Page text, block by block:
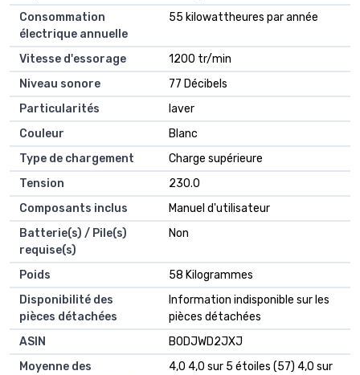
Consommation
électrique annuelle
‎55 kilowattheures par année
Vitesse d'essorage
‎1200 tr/min
Niveau sonore
‎77 Décibels
Particularités
‎laver
Couleur
‎Blanc
Type de chargement
‎Charge supérieure
Tension
‎230.0
Composants inclus
‎Manuel d'utilisateur
Batterie(s) / Pile(s)
requise(s)
‎Non
Poids
‎58 Kilogrammes
Disponibilité des
pièces détachées
‎Information indisponible sur les
pièces détachées
ASIN
B0DJWD2JXJ
Moyenne des
4,0 4,0 sur 5 étoiles (57) 4,0 sur